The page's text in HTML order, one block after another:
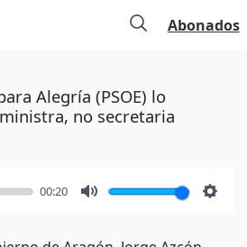
Abonados
Alegría (PSOE) lo
no secretaria
00:20